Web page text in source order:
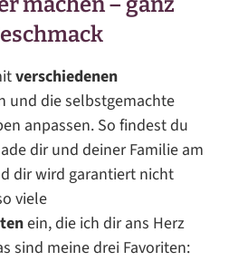
verschiedenen
und die selbstgemachte
anpassen. So findest du
dir und deiner Familie am
dir wird garantiert nicht
viele
ein, die ich dir ans Herz
sind meine drei Favoriten: